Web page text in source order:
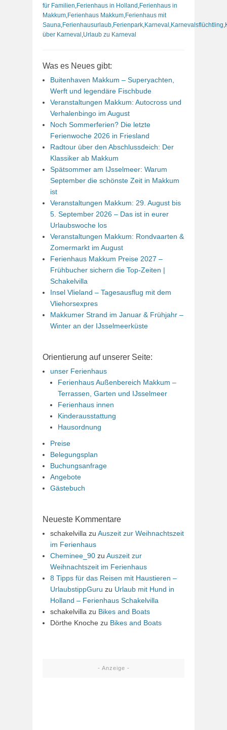
für Familien Ferienhaus in Holland Ferienhaus in
Makkum Ferienhaus Makkum Ferienhaus mit
Sauna Ferienhausurlaub Ferienpark Karneval Karnevalsflüchtling
über Karneval Urlaub zu Karneval
Was es Neues gibt:
Buitenhaven Makkum – Superyachten,
Werft und legendäre Fischbude
Veranstaltungen Makkum: Autocross und
Verhalenbingo im August
Noch Sommerferien? Die letzte
Ferienwoche 2026 in Friesland
Radtour über den Abschlussdeich: Der
Klassiker ab Makkum
Spätsommer am IJsselmeer: Warum
September die schönste Zeit in Makkum
ist
Veranstaltungen Makkum: 29. August bis
5. September 2026 – Das ist in eurer
Urlaubswoche los
Veranstaltungen Makkum: Rondvaarten &
Zomermarkt im August
Ferienhaus Makkum Preise 2027 –
Frühbucher sichern die Top-Zeiten |
Schakelvilla
Insel Vlieland – Tagesausflug mit dem
Vliehorsexpres
Makkumer Strand im Januar & Frühjahr –
Winter an der IJsselmeerküste
Orientierung auf unserer Seite:
unser Ferienhaus
Ferienhaus Außenbereich Makkum –
Terrassen, Garten und IJsselmeer
Ferienhaus innen
Kinderausstattung
Hausordnung
Preise
Belegungsplan
Buchungsanfrage
Angebote
Gästebuch
Neueste Kommentare
schakelvilla zu Auszeit zur Weihnachtszeit
im Ferienhaus
Cheminee_90 zu Auszeit zur
Weihnachtszeit im Ferienhaus
8 Tipps für das Reisen mit Haustieren –
UrlaubstippGuru zu Urlaub mit Hund in
Holland – Ferienhaus Schakelvilla
schakelvilla zu Bikes and Boats
Dörthe Knoche zu Bikes and Boats
- Anzeige -